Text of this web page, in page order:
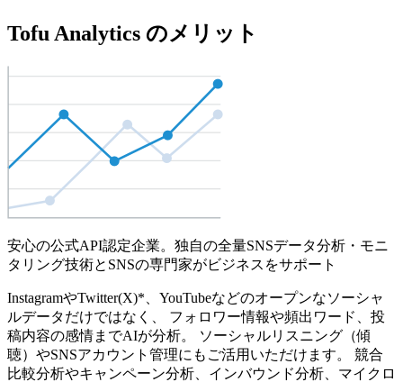
Tofu Analytics のメリット
安心の公式API認定企業。独自の全量SNSデータ分析・モニ
タリング技術とSNSの専門家がビジネスをサポート
InstagramやTwitter(X)*、YouTubeなどのオープンなソーシャ
ルデータだけではなく、 フォロワー情報や頻出ワード、投
稿内容の感情までAIが分析。 ソーシャルリスニング（傾
聴）やSNSアカウント管理にもご活用いただけます。 競合
比較分析やキャンペーン分析、インバウンド分析、マイクロ